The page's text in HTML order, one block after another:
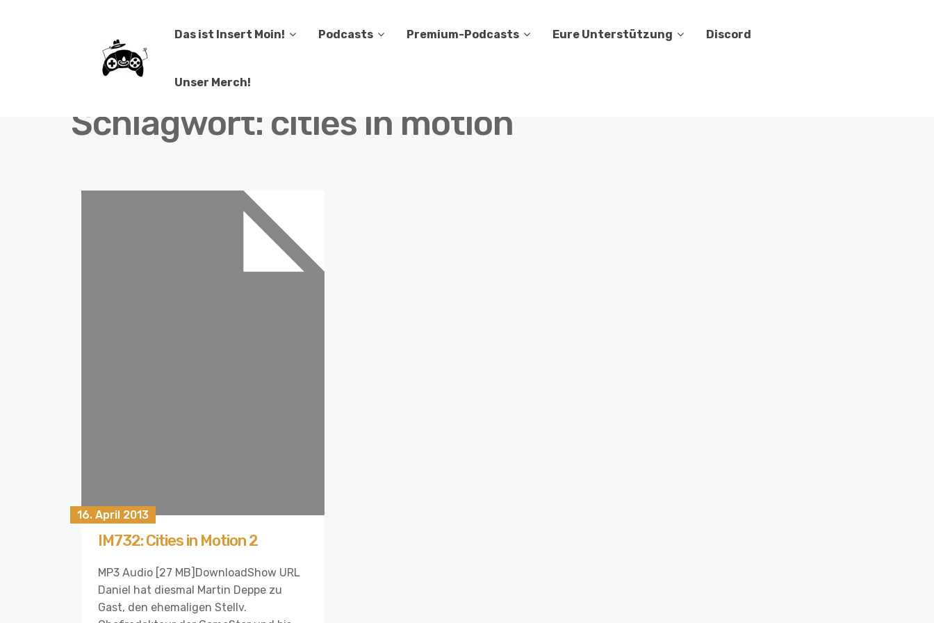
Das ist Insert Moin! Podcasts Premium-Podcasts Eure Unterstützung Discord
Unser Merch!
Schlagwort: cities in motion
16. April 2013
IM732: Cities in Motion 2
MP3 Audio [27 MB]DownloadShow URL
Daniel hat diesmal Martin Deppe zu
Gast, den ehemaligen Stellv.